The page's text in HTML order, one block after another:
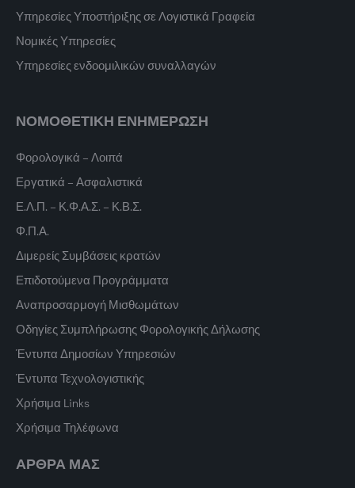
Υπηρεσίες Υποστήριξης σε Λογιστικά Γραφεία
Νομικές Υπηρεσίες
Υπηρεσίες ενδοομιλικών συναλλαγών
ΝΟΜΟΘΕΤΙΚΗ ΕΝΗΜΕΡΩΣΗ
Φορολογικά – Λοιπά
Εργατικά – Ασφαλιστικά
Ε.Λ.Π. – Κ.Φ.Α.Σ. – Κ.Β.Σ.
Φ.Π.Α.
Διμερείς Συμβάσεις κρατών
Επιδοτούμενα Προγράμματα
Αναπροσαρμογή Μισθωμάτων
Οδηγίες Συμπλήρωσης Φορολογικής Δήλωσης
Έντυπα Δημοσίων Υπηρεσιών
Έντυπα Τεχνολογιστικής
Χρήσιμα Links
Χρήσιμα Τηλέφωνα
ΑΡΘΡΑ ΜΑΣ